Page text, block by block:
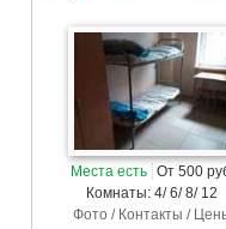
Места есть От 500
Комнаты: 4/ 6/ 8/ 12
Фото / Контакты /